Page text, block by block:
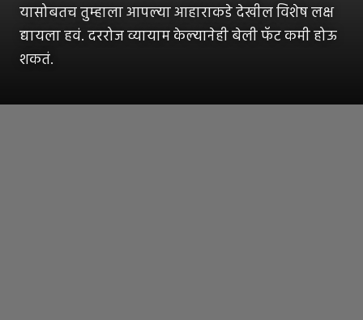
यासोबतच तुम्हाला आपल्या आहाराकडे देखील विशेष लक्ष
द्यायला हवं. दररोज व्यायाम केल्यानेही बेली फॅट कमी होऊ
शकतं.